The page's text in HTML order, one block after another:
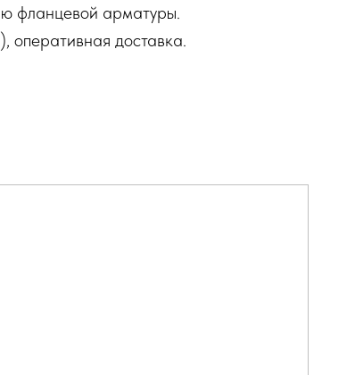
фланцевой арматуры.
оперативная доставка.